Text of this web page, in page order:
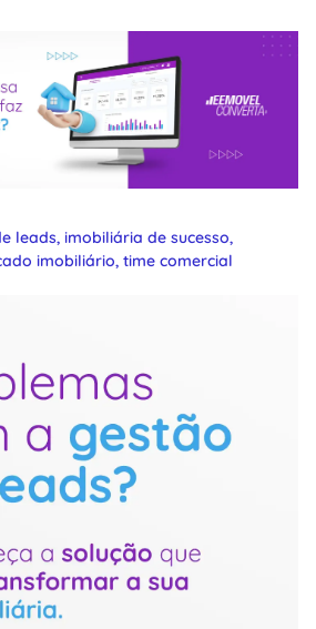
leads, imobiliária de sucesso,
imobiliário, time comercial